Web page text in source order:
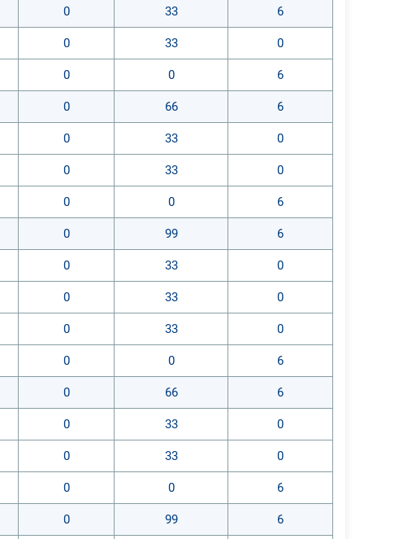
0 33 6
0 33 0
0 0 6
0 66 6
0 33 0
0 33 0
0 0 6
0 99 6
0 33 0
0 33 0
0 33 0
0 0 6
0 66 6
0 33 0
0 33 0
0 0 6
0 99 6